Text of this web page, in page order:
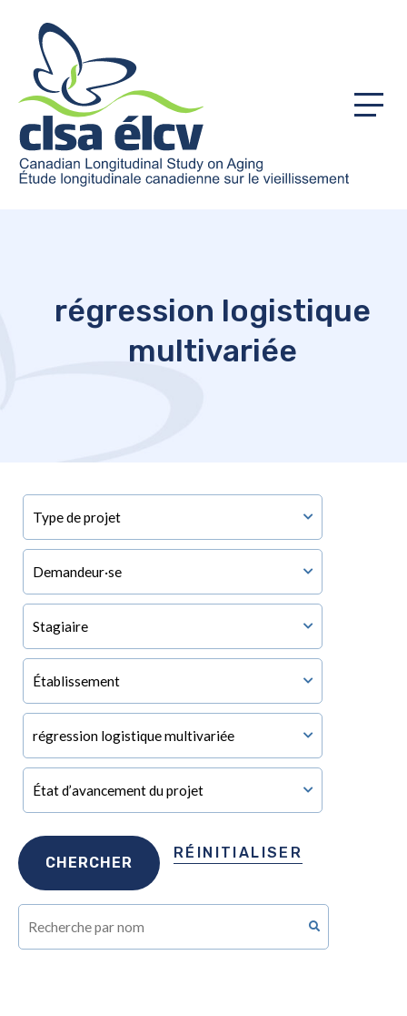
Menu
régression logistique
multivariée
RÉINITIALISER